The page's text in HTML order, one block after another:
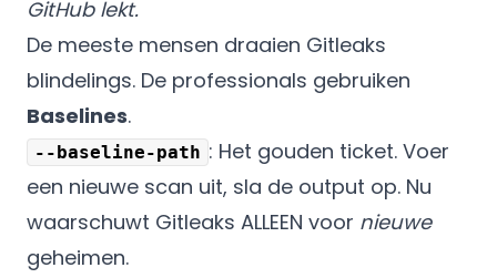
GitHub lekt.
De meeste mensen draaien Gitleaks
blindelings. De professionals gebruiken
Baselines.
--baseline-path : Het gouden ticket. Voer
een nieuwe scan uit, sla de output op. Nu
waarschuwt Gitleaks ALLEEN voor nieuwe
geheimen.